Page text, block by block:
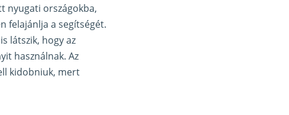
nyugati országokba,
felajánlja a segítségét.
látszik, hogy az
használnak. Az
kidobniuk, mert